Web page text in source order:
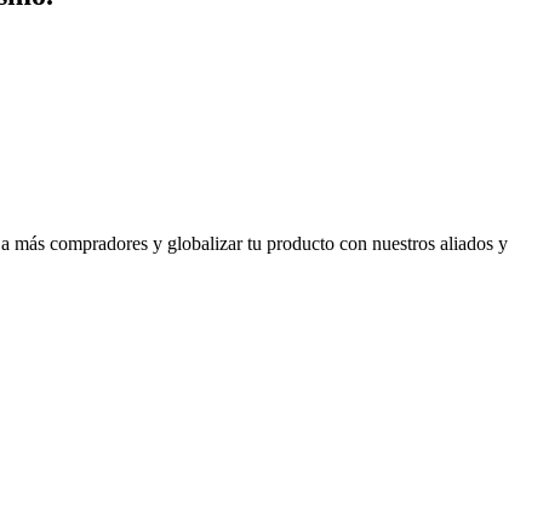
más compradores y globalizar tu producto con nuestros aliados y